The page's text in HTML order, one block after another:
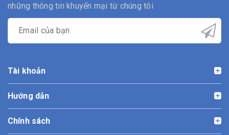
những thông tin khuyến mại từ chúng tôi
Tài khoản
Hướng dẫn
Chính sách